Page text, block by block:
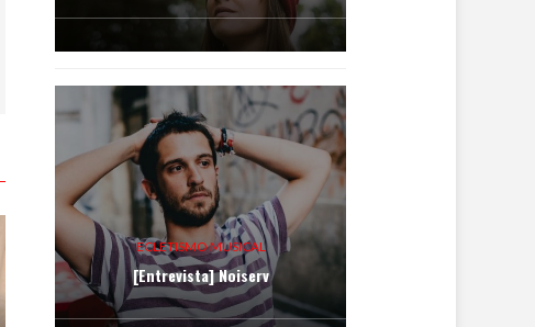
ECLETISMO MUSICAL
[Entrevista] Noiserv